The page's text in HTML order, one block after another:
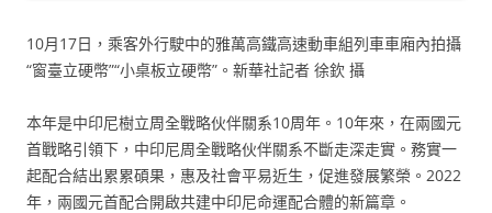
10月17日，乘客外行駛中的雅萬高鐵高速動車組列車車廂內拍攝
“窗臺立硬幣”“小桌板立硬幣”。新華社記者 徐欽 攝
本年是中印尼樹立周全戰略伙伴關系10周年。10年來，在兩國元
首戰略引領下，中印尼周全戰略伙伴關系不斷走深走實。務實一
起配合結出累累碩果，惠及社會平易近生，促進發展繁榮。2022
年，兩國元首配合開啟共建中印尼命運配合體的新篇章。